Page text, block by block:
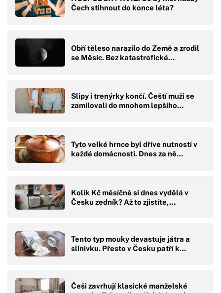
Čech stihnout do konce léta?
Obří těleso narazilo do Země a zrodil
se Měsíc. Bez katastrofické…
Slipy i trenýrky končí. Čeští muži se
zamilovali do mnohem lepšího…
Tyto velké hrnce byl dříve nutností v
každé domácnosti. Dnes za ně…
Kolik Kč měsíčně si dnes vydělá v
Česku zedník? Až to zjistíte,…
Tento typ mouky devastuje játra a
slinivku. Přesto v Česku patří k…
Češi zavrhují klasické manželské